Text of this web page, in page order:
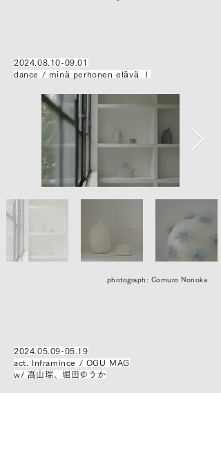
2024.08.10-09.01
dance / minä perhonen elävä Ⅰ
photograph: Comuro Nonoka
2024.05.09-05.19
act. Inframince / OGU MAG
w/ 髙山瑞、堀田ゆうか